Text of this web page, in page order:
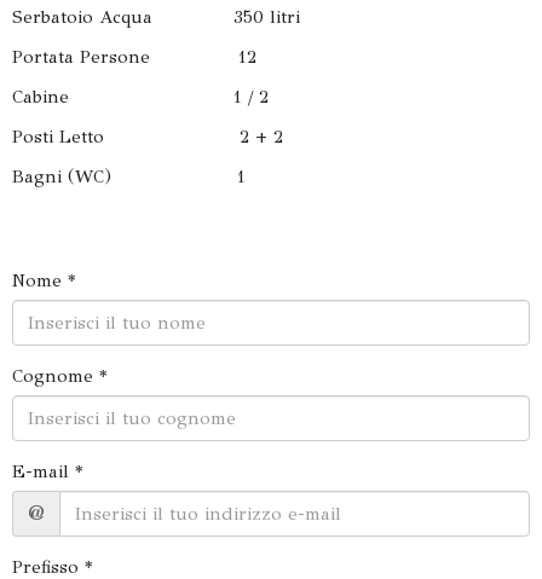
Serbatoio Acqua 350 litri
Portata Persone 12
Cabine 1 / 2
Posti Letto 2 + 2
Bagni (WC) 1
Nome *
Cognome *
E-mail *
@
Prefisso *